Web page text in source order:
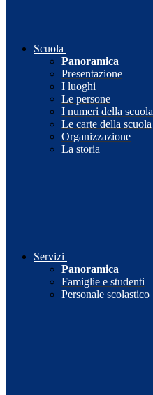
Scuola
Panoramica
Presentazione
I luoghi
Le persone
I numeri della scuola
Le carte della scuola
Organizzazione
La storia
Servizi
Panoramica
Famiglie e studenti
Personale scolastico